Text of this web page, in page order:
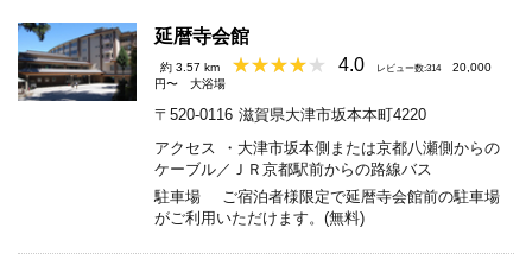
延暦寺会館
約 3.57 km 4.0 レビュー数:314
20,000
円〜
大浴場
〒520-0116 滋賀県大津市坂本本町4220
アクセス
・大津市坂本側または京都八瀬側からの
ケーブル／ＪＲ京都駅前からの路線バス
駐車場
ご宿泊者様限定で延暦寺会館前の駐車場
がご利用いただけます。(無料)